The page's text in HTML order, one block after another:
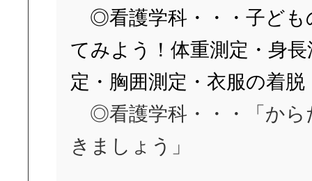
◎看護学科・・・子ども
てみよう！体重測定・身
定・胸囲測定・衣服の着脱
◎看護学科・・・「から
きましょう」